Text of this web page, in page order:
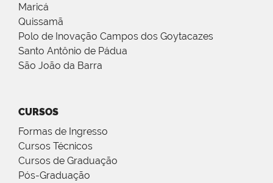
Maricá
Quissamã
Polo de Inovação Campos dos Goytacazes
Santo Antônio de Pádua
São João da Barra
CURSOS
Formas de Ingresso
Cursos Técnicos
Cursos de Graduação
Pós-Graduação